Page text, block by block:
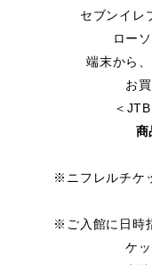
セブンイレ
ロー
端末から
お
＜
商
※ニフレルチケ
※ご入館に日時
ケ